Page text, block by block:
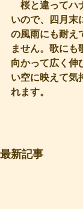
桜と違ってハ
いので、四月末
の風雨にも耐え
ません。歌にも
向かって広く伸
い空に映えて気
れます。
最新記事